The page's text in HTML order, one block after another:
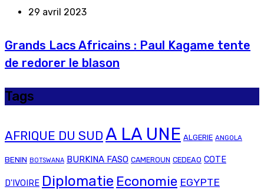
29 avril 2023
Grands Lacs Africains : Paul Kagame tente
de redorer le blason
Tags
AFRIQUE DU SUD A LA UNE ALGERIE ANGOLA
BENIN BOTSWANA BURKINA FASO CAMEROUN CEDEAO COTE
D'IVOIRE Diplomatie Economie EGYPTE